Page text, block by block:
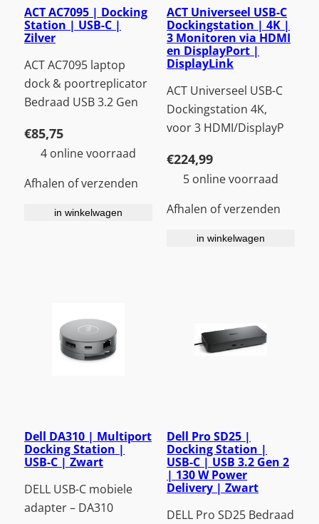
ACT AC7095 | Docking
Station | USB-C |
Zilver
ACT AC7095 laptop
dock & poortreplicator
Bedraad USB 3.2 Gen
€85,75
4 online voorraad
Afhalen of verzenden
in winkelwagen
ACT Universeel USB-C
Dockingstation | 4K |
3 Monitoren via HDMI
en DisplayPort |
DisplayLink
ACT Universeel USB-C
Dockingstation 4K,
voor 3 HDMI/DisplayP
€224,99
5 online voorraad
Afhalen of verzenden
in winkelwagen
Dell DA310 | Multiport
Docking Station |
USB-C | Zwart
DELL USB-C mobiele
adapter – DA310
Dell Pro SD25 |
Docking Station |
USB-C | USB 3.2 Gen 2
| 130 W Power
Delivery | Zwart
DELL Pro SD25 Bedraad